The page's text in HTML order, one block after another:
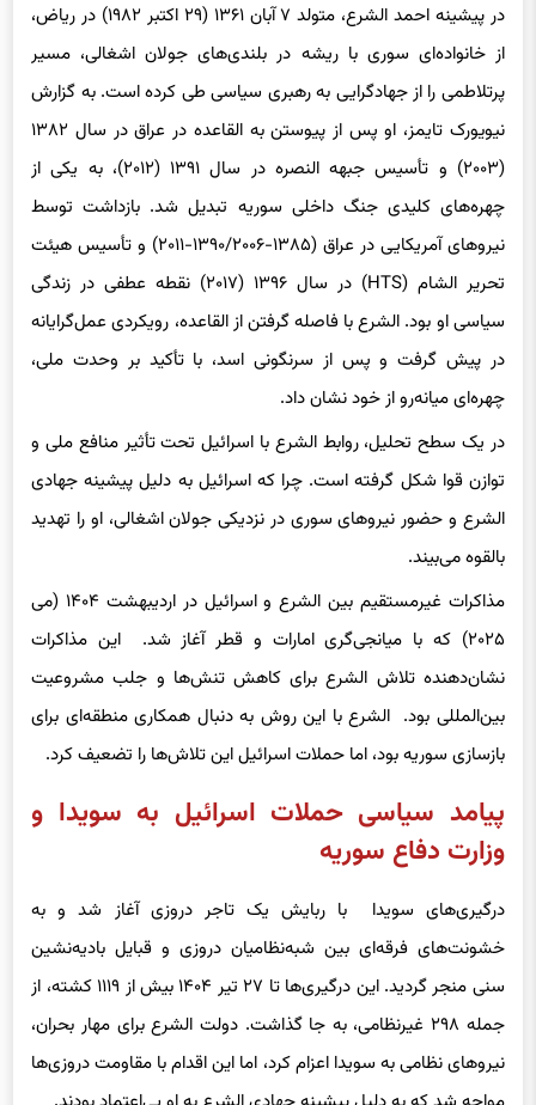
در پیشینه احمد الشرع، متولد ۷ آبان ۱۳۶۱ (۲۹ اکتبر ۱۹۸۲) در ریاض،
از خانواده‌ای سوری با ریشه در بلندی‌های جولان اشغالی، مسیر
پرتلاطمی را از جهادگرایی به رهبری سیاسی طی کرده است. به گزارش
نیویورک تایمز، او پس از پیوستن به القاعده در عراق در سال ۱۳۸۲
(۲۰۰۳) و تأسیس جبهه النصره در سال ۱۳۹۱ (۲۰۱۲)، به یکی از
چهره‌های کلیدی جنگ داخلی سوریه تبدیل شد. بازداشت توسط
نیروهای آمریکایی در عراق (۱۳۸۵-۱۳۹۰/۲۰۰۶-۲۰۱۱) و تأسیس هیئت
تحریر الشام (HTS) در سال ۱۳۹۶ (۲۰۱۷) نقطه عطفی در زندگی
سیاسی او بود. الشرع با فاصله گرفتن از القاعده، رویکردی عمل‌گرایانه
در پیش گرفت و پس از سرنگونی اسد، با تأکید بر وحدت ملی،
چهره‌ای میانه‌رو از خود نشان داد.
در یک سطح تحلیل، روابط الشرع با اسرائیل تحت تأثیر منافع ملی و
توازن قوا شکل گرفته است. چرا که اسرائیل به دلیل پیشینه جهادی
الشرع و حضور نیروهای سوری در نزدیکی جولان اشغالی، او را تهدید
بالقوه می‌بیند.
مذاکرات غیرمستقیم بین الشرع و اسرائیل در اردیبهشت ۱۴۰۴ (می
۲۰۲۵) که با میانجی‌گری امارات و قطر آغاز شد. این مذاکرات
نشان‌دهنده تلاش الشرع برای کاهش تنش‌ها و جلب مشروعیت
بین‌المللی بود. الشرع با این روش به دنبال همکاری منطقه‌ای برای
بازسازی سوریه بود، اما حملات اسرائیل این تلاش‌ها را تضعیف کرد.
پیامد سیاسی حملات اسرائیل به سویدا و
وزارت دفاع سوریه
درگیری‌های سویدا با ربایش یک تاجر دروزی آغاز شد و به
خشونت‌های فرقه‌ای بین شبه‌نظامیان دروزی و قبایل بادیه‌نشین
سنی منجر گردید. این درگیری‌ها تا ۲۷ تیر ۱۴۰۴ بیش از ۱۱۱۹ کشته، از
جمله ۲۹۸ غیرنظامی، به جا گذاشت. دولت الشرع برای مهار بحران،
نیروهای نظامی به سویدا اعزام کرد، اما این اقدام با مقاومت دروزی‌ها